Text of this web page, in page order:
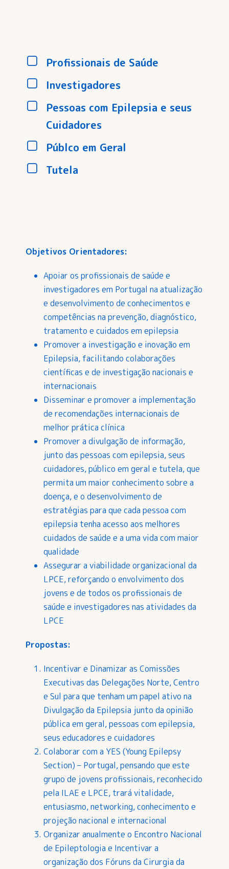
Profissionais de Saúde
Investigadores
Pessoas com Epilepsia e seus
Cuidadores
Públco em Geral
Tutela
Objetivos Orientadores:
Apoiar os profissionais de saúde e
investigadores em Portugal na atualização
e desenvolvimento de conhecimentos e
competências na prevenção, diagnóstico,
tratamento e cuidados em epilepsia
Promover a investigação e inovação em
Epilepsia, facilitando colaborações
científicas e de investigação nacionais e
internacionais
Disseminar e promover a implementação
de recomendações internacionais de
melhor prática clínica
Promover a divulgação de informação,
junto das pessoas com epilepsia, seus
cuidadores, público em geral e tutela, que
permita um maior conhecimento sobre a
doença, e o desenvolvimento de
estratégias para que cada pessoa com
epilepsia tenha acesso aos melhores
cuidados de saúde e a uma vida com maior
qualidade
Assegurar a viabilidade organizacional da
LPCE, reforçando o envolvimento dos
jovens e de todos os profissionais de
saúde e investigadores nas atividades da
LPCE
Propostas:
Incentivar e Dinamizar as Comissões
Executivas das Delegações Norte, Centro
e Sul para que tenham um papel ativo na
Divulgação da Epilepsia junto da opinião
pública em geral, pessoas com epilepsia,
seus educadores e cuidadores
Colaborar com a YES (Young Epilepsy
Section) – Portugal, pensando que este
grupo de jovens profissionais, reconhecido
pela ILAE e LPCE, trará vitalidade,
entusiasmo, networking, conhecimento e
projeção nacional e internacional
Organizar anualmente o Encontro Nacional
de Epileptologia e Incentivar a
organização dos Fóruns da Cirurgia da